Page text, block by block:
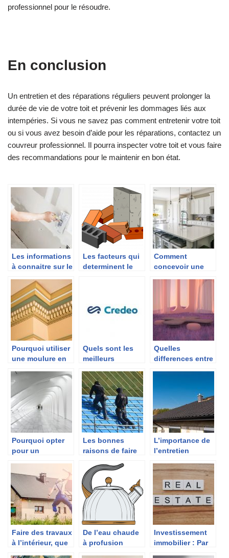
professionnel pour le résoudre.
En conclusion
Un entretien et des réparations réguliers peuvent prolonger la
durée de vie de votre toit et prévenir les dommages liés aux
intempéries. Si vous ne savez pas comment entretenir votre toit
ou si vous avez besoin d’aide pour les réparations, contactez un
couvreur professionnel. Il pourra inspecter votre toit et vous faire
des recommandations pour le maintenir en bon état.
Les informations
à connaitre sur le
jointeur
Les facteurs qui
determinent le
Comment
concevoir une
Pourquoi utiliser
une moulure en
Quels sont les
meilleurs
realiser des
plans de maison
3 dimensions ?
Quelles
differences entre
Pourquoi opter
pour un
d’interieur ?
Les bonnes
raisons de faire
couvreur
professionnel
L’importance de
l’entretien
Faire des travaux
à l’intérieur, que
De l’eau chaude
à profusion
Investissement
immobilier : Par